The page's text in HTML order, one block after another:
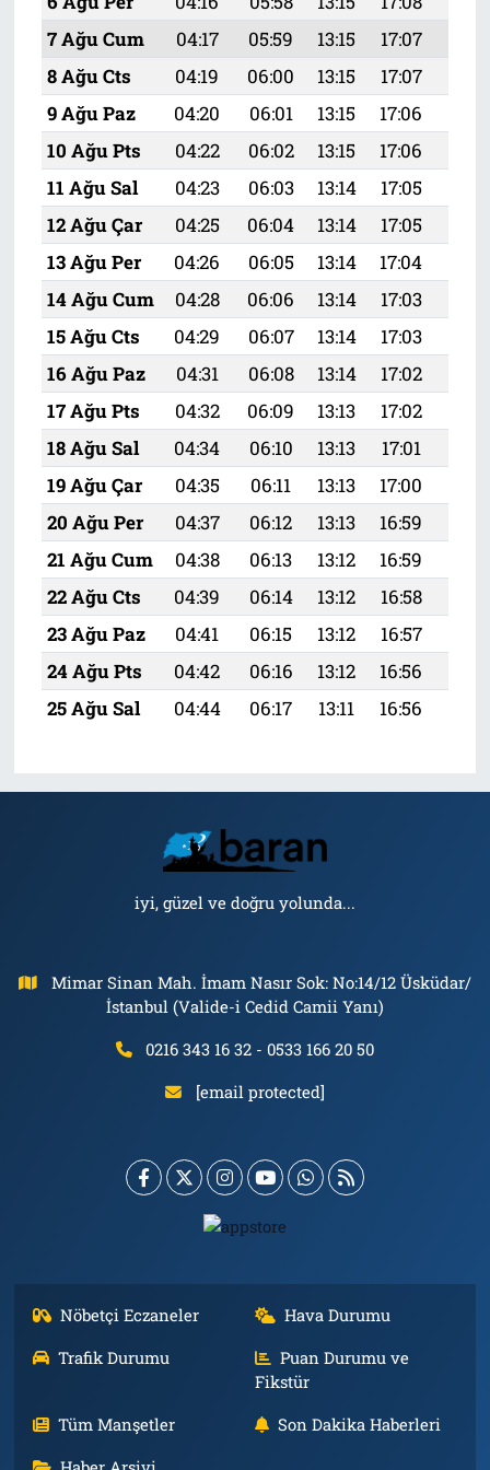
7 Ağu Cum
04:17 05:59 13:15 17:07
8 Ağu Cts
04:19 06:00 13:15 17:07
9 Ağu Paz
04:20 06:01 13:15 17:06
10 Ağu Pts
04:22 06:02 13:15 17:06
11 Ağu Sal
04:23 06:03 13:14 17:05
12 Ağu Çar
04:25 06:04 13:14 17:05
13 Ağu Per
04:26 06:05 13:14 17:04
14 Ağu Cum
04:28 06:06 13:14 17:03
15 Ağu Cts
04:29 06:07 13:14 17:03
16 Ağu Paz
04:31 06:08 13:14 17:02
17 Ağu Pts
04:32 06:09 13:13 17:02
18 Ağu Sal
04:34 06:10 13:13 17:01
19 Ağu Çar
04:35 06:11 13:13 17:00
20 Ağu Per
04:37 06:12 13:13 16:59
21 Ağu Cum
04:38 06:13 13:12 16:59
22 Ağu Cts
04:39 06:14 13:12 16:58
23 Ağu Paz
04:41 06:15 13:12 16:57
24 Ağu Pts
04:42 06:16 13:12 16:56
25 Ağu Sal
04:44 06:17 13:11 16:56
iyi, güzel ve doğru yolunda...
Mimar Sinan Mah. İmam Nasır Sok: No:14/12 Üsküdar/
İstanbul (Valide-i Cedid Camii Yanı)
0216 343 16 32 - 0533 166 20 50
[email protected]
Nöbetçi Eczaneler
Hava Durumu
Trafik Durumu
Puan Durumu ve
Fikstür
Tüm Manşetler
Son Dakika Haberleri